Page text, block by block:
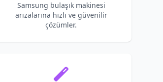
Samsung bulaşık makinesi
arızalarına hızlı ve güvenilir
çözümler.